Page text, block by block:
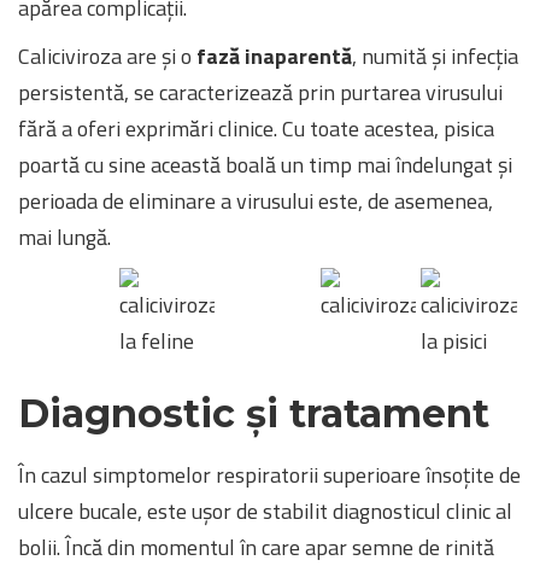
apărea complicații.
Caliciviroza are și o fază inaparentă, numită și infecția
persistentă, se caracterizează prin purtarea virusului
fără a oferi exprimări clinice. Cu toate acestea, pisica
poartă cu sine această boală un timp mai îndelungat și
perioada de eliminare a virusului este, de asemenea,
mai lungă.
Diagnostic și tratament
În cazul simptomelor respiratorii superioare însoțite de
ulcere bucale, este ușor de stabilit diagnosticul clinic al
bolii. Încă din momentul în care apar semne de rinită